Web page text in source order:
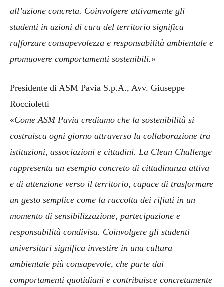
all’azione concreta. Coinvolgere attivamente gli
studenti in azioni di cura del territorio significa
rafforzare consapevolezza e responsabilità ambientale e
promuovere comportamenti sostenibili.»
Presidente di ASM Pavia S.p.A., Avv. Giuseppe
Roccioletti
«Come ASM Pavia crediamo che la sostenibilità si
costruisca ogni giorno attraverso la collaborazione tra
istituzioni, associazioni e cittadini. La Clean Challenge
rappresenta un esempio concreto di cittadinanza attiva
e di attenzione verso il territorio, capace di trasformare
un gesto semplice come la raccolta dei rifiuti in un
momento di sensibilizzazione, partecipazione e
responsabilità condivisa. Coinvolgere gli studenti
universitari significa investire in una cultura
ambientale più consapevole, che parte dai
comportamenti quotidiani e contribuisce concretamente